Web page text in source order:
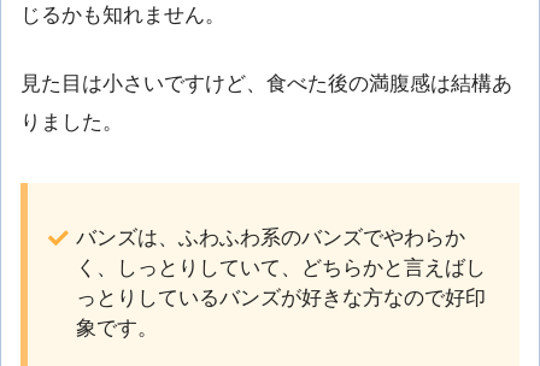
じるかも知れません。
見た目は小さいですけど、食べた後の満腹感は結構あ
りました。
バンズは、ふわふわ系のバンズでやわらか
く、しっとりしていて、どちらかと言えばし
っとりしているバンズが好きな方なので好印
象です。